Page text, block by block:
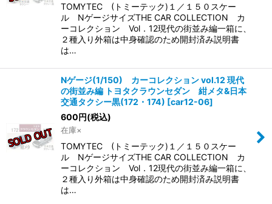
TOMYTEC (トミーテック)１／１５０スケー
ル NゲージサイズTHE CAR COLLECTION カ
ーコレクション Vol．12現代の街並み編一箱に、
２種入り外箱は中身確認のため開封済み説明書
は…
Nゲージ(1/150) カーコレクション vol.12 現代
の街並み編 トヨタクラウンセダン 紺メタ&日本
交通タクシー黒(172・174) [car12-06]
600円(税込)
在庫×
TOMYTEC (トミーテック)１／１５０スケー
ル NゲージサイズTHE CAR COLLECTION カ
ーコレクション Vol．12現代の街並み編一箱に、
２種入り外箱は中身確認のため開封済み説明書
は…